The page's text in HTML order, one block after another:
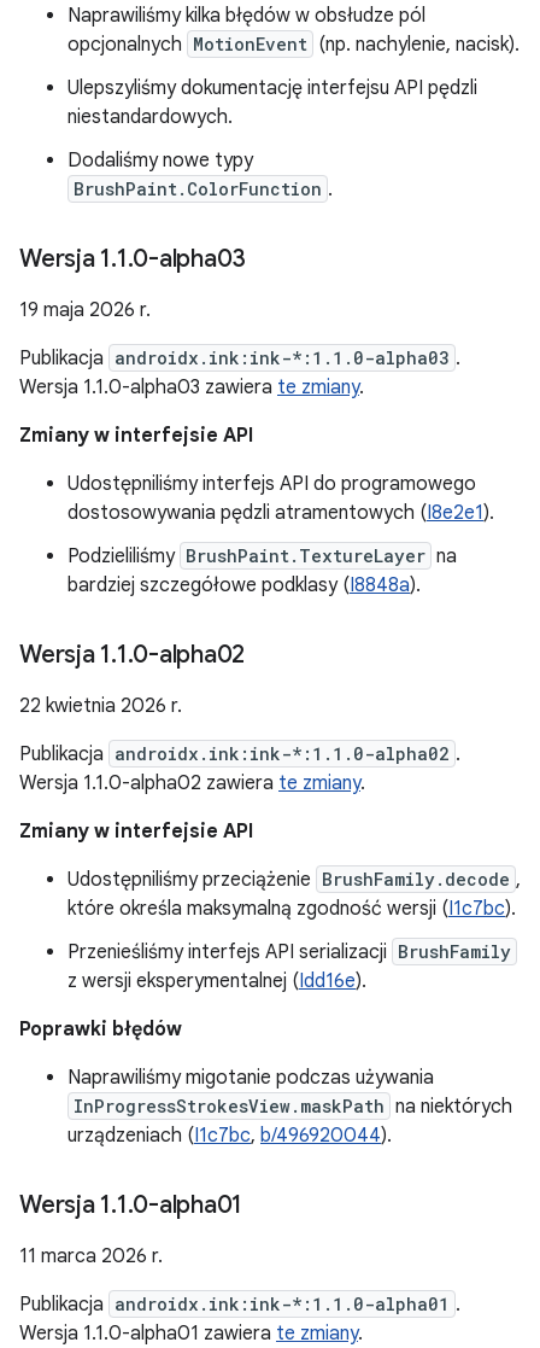
Naprawiliśmy kilka błędów w obsłudze pól
opcjonalnych MotionEvent (np. nachylenie, nacisk).
Ulepszyliśmy dokumentację interfejsu API pędzli
niestandardowych.
Dodaliśmy nowe typy
BrushPaint.ColorFunction .
Wersja 1.1.0-alpha03
19 maja 2026 r.
Publikacja androidx.ink:ink-*:1.1.0-alpha03 .
Wersja 1.1.0-alpha03 zawiera te zmiany.
Zmiany w interfejsie API
Udostępniliśmy interfejs API do programowego
dostosowywania pędzli atramentowych (I8e2e1).
Podzieliliśmy BrushPaint.TextureLayer na
bardziej szczegółowe podklasy (I8848a).
Wersja 1.1.0-alpha02
22 kwietnia 2026 r.
Publikacja androidx.ink:ink-*:1.1.0-alpha02 .
Wersja 1.1.0-alpha02 zawiera te zmiany.
Zmiany w interfejsie API
Udostępniliśmy przeciążenie BrushFamily.decode ,
które określa maksymalną zgodność wersji (I1c7bc).
Przenieśliśmy interfejs API serializacji BrushFamily
z wersji eksperymentalnej (Idd16e).
Poprawki błędów
Naprawiliśmy migotanie podczas używania
InProgressStrokesView.maskPath na niektórych
urządzeniach (I1c7bc, b/496920044).
Wersja 1.1.0-alpha01
11 marca 2026 r.
Publikacja androidx.ink:ink-*:1.1.0-alpha01 .
Wersja 1.1.0-alpha01 zawiera te zmiany.